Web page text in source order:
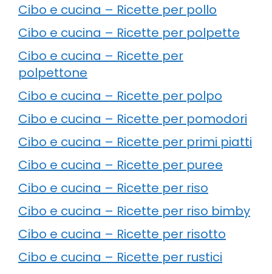
Cibo e cucina – Ricette per pollo
Cibo e cucina – Ricette per polpette
Cibo e cucina – Ricette per
polpettone
Cibo e cucina – Ricette per polpo
Cibo e cucina – Ricette per pomodori
Cibo e cucina – Ricette per primi piatti
Cibo e cucina – Ricette per puree
Cibo e cucina – Ricette per riso
Cibo e cucina – Ricette per riso bimby
Cibo e cucina – Ricette per risotto
Cibo e cucina – Ricette per rustici